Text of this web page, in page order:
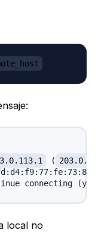
(
connecting
local no